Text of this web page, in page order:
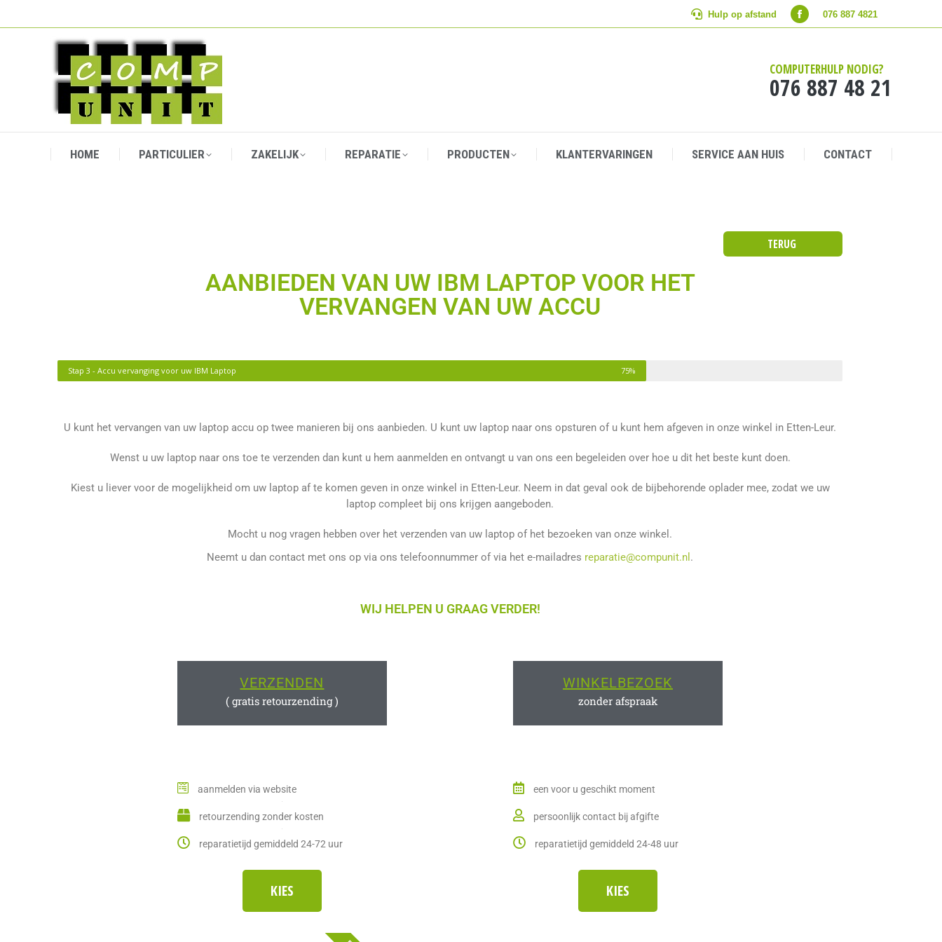
Hulp op afstand 076 887 4821
COMPUTERHULP NODIG?
076 887 48 21
HOME PARTICULIER ZAKELIJK REPARATIE PRODUCTEN KLANTERVARINGEN SERVICE AAN HUIS CONTACT
TERUG
AANBIEDEN VAN UW IBM LAPTOP VOOR HET
VERVANGEN VAN UW ACCU
Stap 3 - Accu vervanging voor uw IBM Laptop 75%
U kunt het vervangen van uw laptop accu op twee manieren bij ons aanbieden. U kunt uw laptop naar ons opsturen of u kunt hem afgeven in onze winkel in Etten-Leur.
Wenst u uw laptop naar ons toe te verzenden dan kunt u hem aanmelden en ontvangt u van ons een begeleiden over hoe u dit het beste kunt doen.
Kiest u liever voor de mogelijkheid om uw laptop af te komen geven in onze winkel in Etten-Leur. Neem in dat geval ook de bijbehorende oplader mee, zodat we uw
laptop compleet bij ons krijgen aangeboden.
Mocht u nog vragen hebben over het verzenden van uw laptop of het bezoeken van onze winkel.
Neemt u dan contact met ons op via ons telefoonnummer of via het e-mailadres reparatie@compunit.nl .
WIJ HELPEN U GRAAG VERDER!
VERZENDEN
( gratis retourzending )
aanmelden via website
retourzending zonder kosten
reparatietijd gemiddeld 24-72 uur
KIES
WINKELBEZOEK
zonder afspraak
een voor u geschikt moment
persoonlijk contact bij afgifte
reparatietijd gemiddeld 24-48 uur
KIES
Hulp op afstand 076 887 4821
HOME PARTICULIER